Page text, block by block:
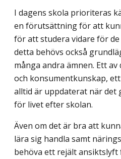
I dagens skola prioriteras
en förutsättning för att
för att studera vidare för
detta behövs också
många andra ämnen. Ett
och konsumentkunskap,
alltid är uppdaterat när det
för livet efter skolan.
Även om det är bra att
lära sig handla samt
behöva ett rejält